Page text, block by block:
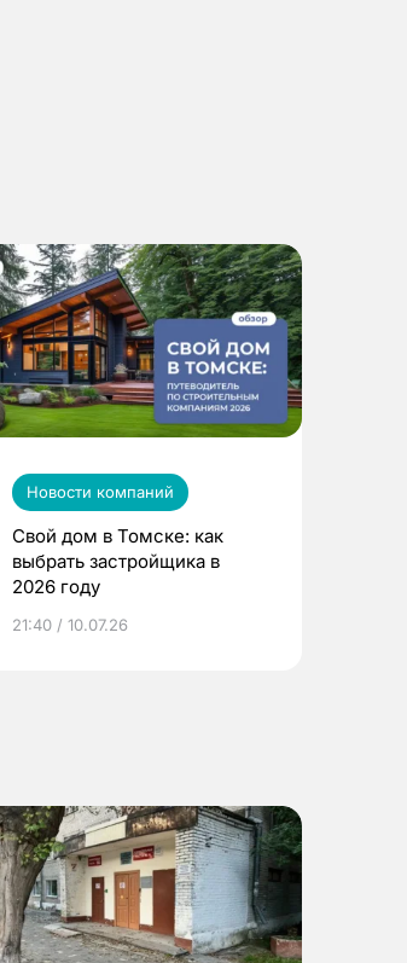
Новости компаний
Свой дом в Томске: как
выбрать застройщика в
2026 году
21:40 / 10.07.26